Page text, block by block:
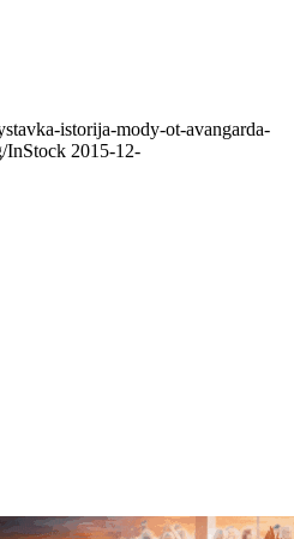
istorija-mody-ot-avangarda-
InStock 2015-12-